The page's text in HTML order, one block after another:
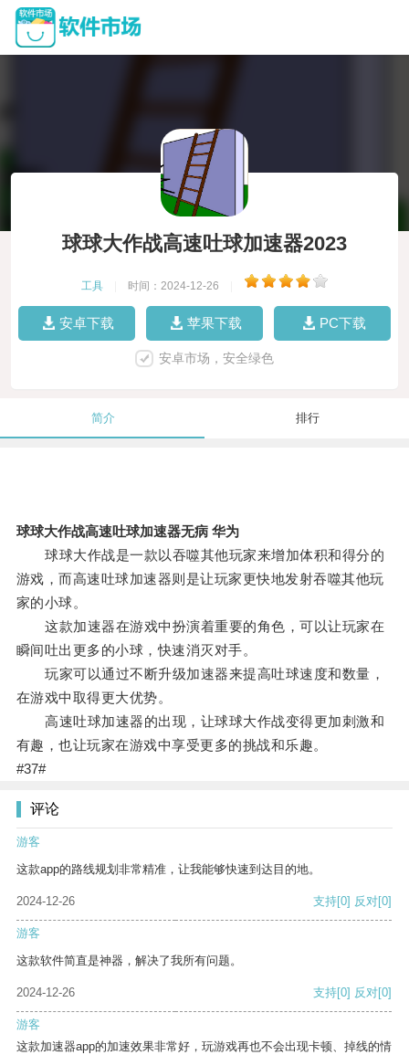
球球大作战高速吐球加速器2023
工具 时间：2024-12-26
安卓下载 苹果下载 PC下载
安卓市场，安全绿色
简介 排行
球球大作战高速吐球加速器无病 华为
球球大作战是一款以吞噬其他玩家来增加体积和得分的
游戏，而高速吐球加速器则是让玩家更快地发射吞噬其他玩
家的小球。
这款加速器在游戏中扮演着重要的角色，可以让玩家在
瞬间吐出更多的小球，快速消灭对手。
玩家可以通过不断升级加速器来提高吐球速度和数量，
在游戏中取得更大优势。
高速吐球加速器的出现，让球球大作战变得更加刺激和
有趣，也让玩家在游戏中享受更多的挑战和乐趣。
#37#
评论
游客
这款app的路线规划非常精准，让我能够快速到达目的地。
2024-12-26 支持[0] 反对[0]
游客
这款软件简直是神器，解决了我所有问题。
2024-12-26 支持[0] 反对[0]
游客
这款加速器app的加速效果非常好，玩游戏再也不会出现卡顿、掉线的情